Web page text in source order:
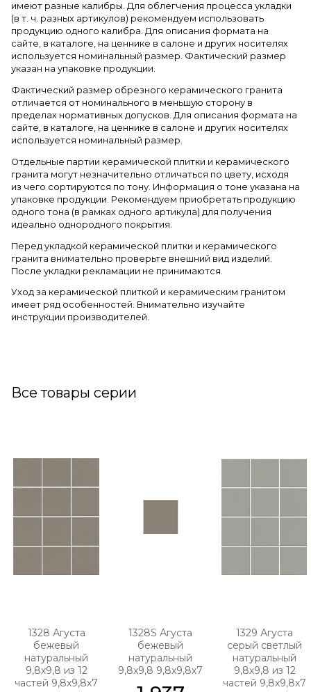
имеют разные калибры. Для облегчения процесса укладки
(в т. ч. разных артикулов) рекомендуем использовать
продукцию одного калибра. Для описания формата на
сайте, в каталоге, на ценнике в салоне и других носителях
используется номинальный размер. Фактический размер
указан на упаковке продукции.
Фактический размер обрезного керамического гранита
отличается от номинального в меньшую сторону в
пределах нормативных допусков. Для описания формата на
сайте, в каталоге, на ценнике в салоне и других носителях
используется номинальный размер.
Отдельные партии керамической плитки и керамического
гранита могут незначительно отличаться по цвету, исходя
из чего сортируются по тону. Информация о тоне указана на
упаковке продукции. Рекомендуем приобретать продукцию
одного тона (в рамках одного артикула) для получения
идеально однородного покрытия.
Перед укладкой керамической плитки и керамического
гранита внимательно проверьте внешний вид изделий.
После укладки рекламации не принимаются.
Уход за керамической плиткой и керамическим гранитом
имеет ряд особенностей. Внимательно изучайте
инструкции производителей.
Все товары серии
1328 Агуста
бежевый
натуральный
9,8х9,8 из 12
частей 9,8x9,8x7
1328S Агуста
бежевый
натуральный
9,8х9,8 9,8x9,8x7
1329 Агуста
серый светлый
натуральный
9,8х9,8 из 12
частей 9,8x9,8x7